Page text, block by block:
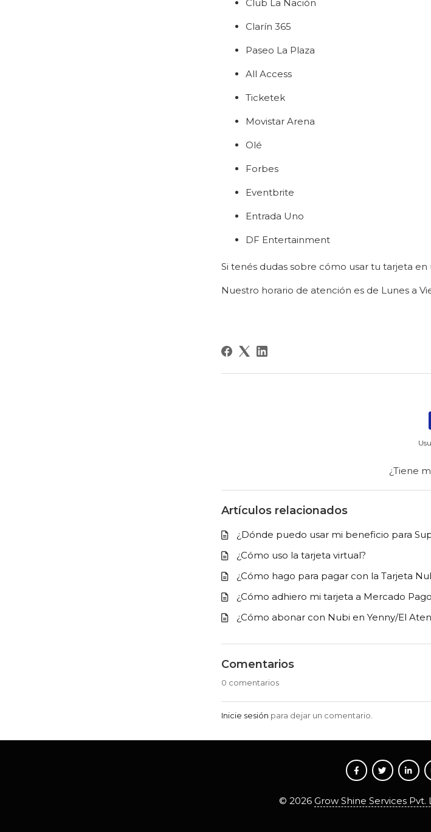
Club La Nación
Clarín 365
Paseo La Plaza
All Access
Ticketek
Movistar Arena
Olé
Forbes
Eventbrite
Entrada Uno
DF Entertainment
Si tenés dudas sobre cómo usar tu tarjeta
Nuestro horario de atención es de Lunes a
¿Tiene
Artículos relacionados
¿Dónde puedo usar mi beneficio para
¿Cómo uso la tarjeta virtual?
¿Cómo hago para pagar con la Tarjeta
¿Cómo adhiero mi tarjeta a Mercado
¿Cómo abonar con Nubi en Yenny/El
Comentarios
0 comentarios
Inicie sesión para dejar un comentario.
© 2026 Grow Shine Services Pvt.